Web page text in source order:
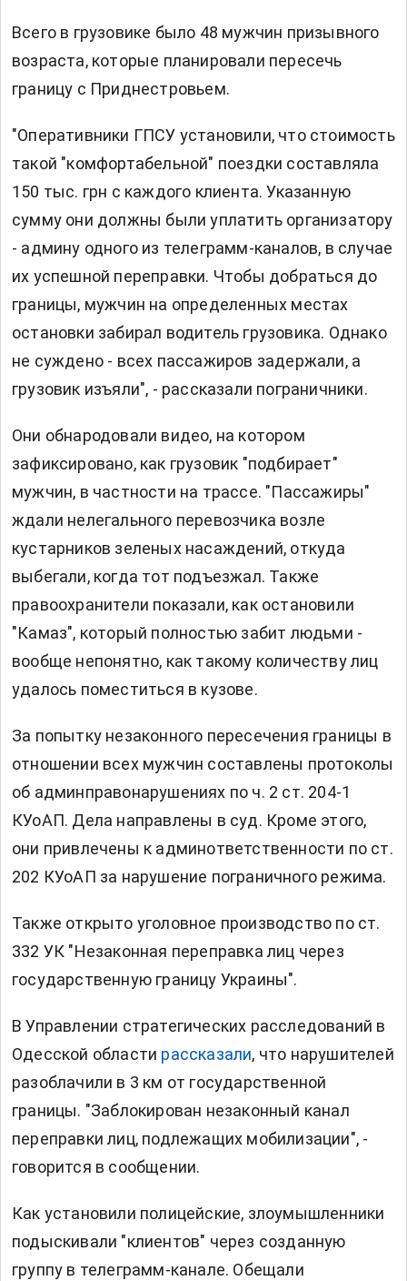
Всего в грузовике было 48 мужчин призывного
возраста, которые планировали пересечь
границу с Приднестровьем.
"Оперативники ГПСУ установили, что стоимость
такой "комфортабельной" поездки составляла
150 тыс. грн с каждого клиента. Указанную
сумму они должны были уплатить организатору
- админу одного из телеграмм-каналов, в случае
их успешной переправки. Чтобы добраться до
границы, мужчин на определенных местах
остановки забирал водитель грузовика. Однако
не суждено - всех пассажиров задержали, а
грузовик изъяли", - рассказали пограничники.
Они обнародовали видео, на котором
зафиксировано, как грузовик "подбирает"
мужчин, в частности на трассе. "Пассажиры"
ждали нелегального перевозчика возле
кустарников зеленых насаждений, откуда
выбегали, когда тот подъезжал. Также
правоохранители показали, как остановили
"Камаз", который полностью забит людьми -
вообще непонятно, как такому количеству лиц
удалось поместиться в кузове.
За попытку незаконного пересечения границы в
отношении всех мужчин составлены протоколы
об админправонарушениях по ч. 2 ст. 204-1
КУоАП. Дела направлены в суд. Кроме этого,
они привлечены к админответственности по ст.
202 КУоАП за нарушение пограничного режима.
Также открыто уголовное производство по ст.
332 УК "Незаконная переправка лиц через
государственную границу Украины".
В Управлении стратегических расследований в
Одесской области рассказали, что нарушителей
разоблачили в 3 км от государственной
границы. "Заблокирован незаконный канал
переправки лиц, подлежащих мобилизации", -
говорится в сообщении.
Как установили полицейские, злоумышленники
подыскивали "клиентов" через созданную
группу в телеграмм-канале. Обещали